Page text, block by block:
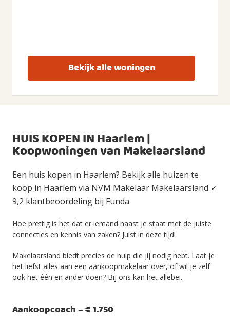
Bekijk alle woningen
HUIS KOPEN IN Haarlem |
Koopwoningen van Makelaarsland
Een huis kopen in Haarlem? Bekijk alle huizen te
koop in Haarlem via NVM Makelaar Makelaarsland ✓
9,2 klantbeoordeling bij Funda
Hoe prettig is het dat er iemand naast je staat met de juiste
connecties en kennis van zaken? Juist in deze tijd!
Makelaarsland biedt precies de hulp die jij nodig hebt. Laat je
het liefst alles aan een aankoopmakelaar over, of wil je zelf
ook het één en ander doen? Bij ons kan het allebei.
Aankoopcoach – € 1.750